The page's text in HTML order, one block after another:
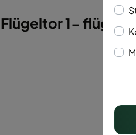
1- flügelig